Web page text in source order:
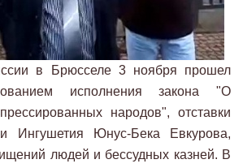
в Брюсселе 3 ноября прошел
исполнения закона "О
народов", отставки
Ингушетия Юнус-Бека Евкурова,
людей и бессудных казней. В